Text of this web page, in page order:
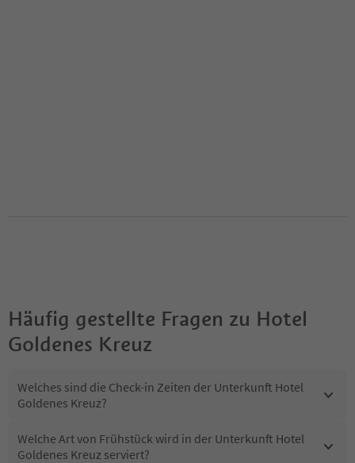
Häufig gestellte Fragen zu Hotel
Goldenes Kreuz
Welches sind die Check-in Zeiten der Unterkunft Hotel
Goldenes Kreuz?
Welche Art von Frühstück wird in der Unterkunft Hotel
Goldenes Kreuz serviert?